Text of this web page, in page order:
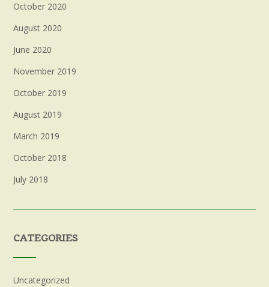
October 2020
August 2020
June 2020
November 2019
October 2019
August 2019
March 2019
October 2018
July 2018
CATEGORIES
Uncategorized